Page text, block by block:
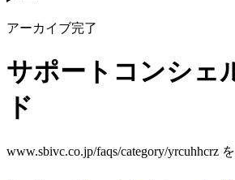
アーカイブ完了
サポートコンシェ
ド
www.sbivc.co.jp/faqs/category/yrcuhhcrz